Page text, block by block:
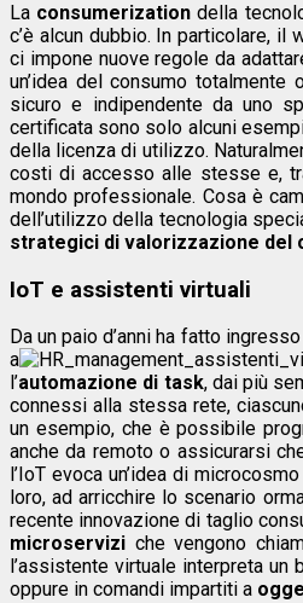
La consumerization della
c’è alcun dubbio. In particolare,
ci impone nuove regole da
un’idea del consumo
sicuro e indipendente da uno
certificata sono solo alcuni
della licenza di utilizzo.
costi di accesso alle stesse e,
mondo professionale. Cosa è
dell’utilizzo della tecnologia
strategici di valorizzazione del
IoT e assistenti virtuali
Da un paio d’anni ha fatto
a
l’automazione di task, dai più
connessi alla stessa rete,
un esempio, che è possibile
anche da remoto o assicurarsi
l’IoT evoca un’idea di
loro, ad arricchire lo scenario
recente innovazione di taglio
microservizi che vengono
l’assistente virtuale interpreta
oppure in comandi impartiti a